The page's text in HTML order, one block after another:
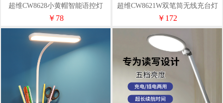
超维CW8628小黄帽智能语控灯
￥78
超维CW8621W双笔筒无线充台灯
￥172